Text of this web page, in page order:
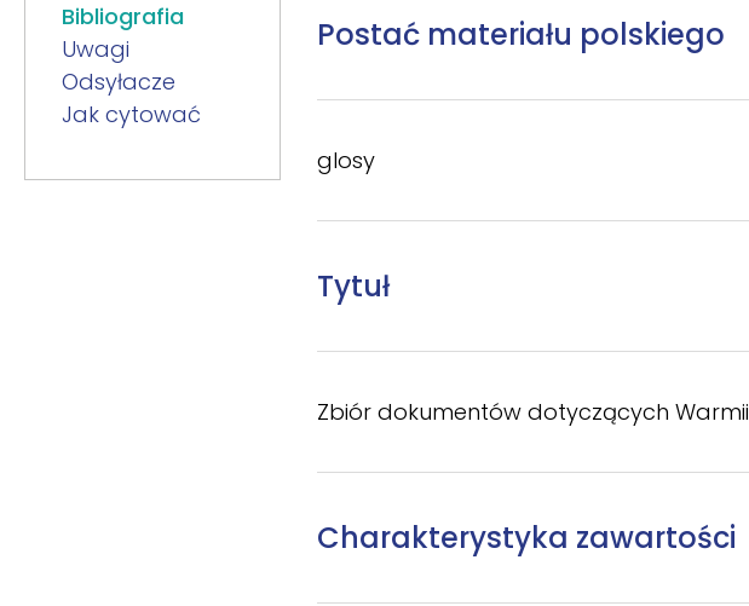
Bibliografia
Uwagi
Odsyłacze
Jak cytować
Postać materiału polskiego
glosy
Tytuł
Zbiór dokumentów dotyczących Warmii
Charakterystyka zawartości